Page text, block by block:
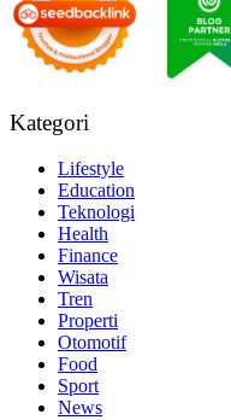
Kategori
Lifestyle
Education
Teknologi
Health
Finance
Wisata
Tren
Properti
Otomotif
Food
Sport
News